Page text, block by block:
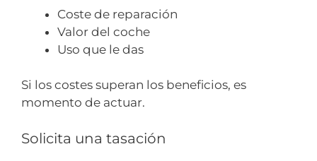
Coste de reparación
Valor del coche
Uso que le das
Si los costes superan los beneficios, es
momento de actuar.
Solicita una tasación